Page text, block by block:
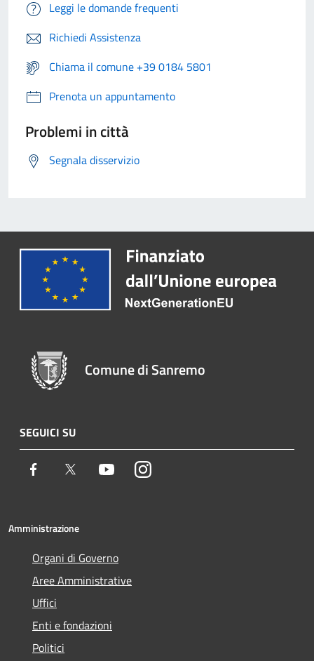
Leggi le domande frequenti
Richiedi Assistenza
Chiama il comune +39 0184 5801
Prenota un appuntamento
Problemi in città
Segnala disservizio
Comune di Sanremo
SEGUICI SU
Facebook Twitter YoutubeInstagram
Amministrazione
Organi di Governo
Aree Amministrative
Uffici
Enti e fondazioni
Politici